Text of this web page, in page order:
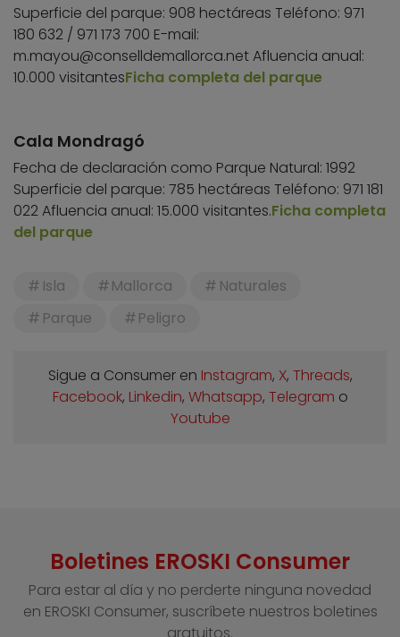
Superficie del parque: 908 hectáreas Teléfono: 971
180 632 / 971 173 700 E-mail:
m.mayou@conselldemallorca.netAfluencia anual:
10.000 visitantesFicha completa del parque
Cala Mondragó
Fecha de declaración como Parque Natural: 1992
Superficie del parque: 785 hectáreas Teléfono: 971 181
022 Afluencia anual: 15.000 visitantes.Ficha completa
del parque
Isla Mallorca
Naturales
Parque
Peligro
Sigue a Consumer en Instagram, X, Threads,
Facebook, Linkedin, Whatsapp, Telegram o
Youtube
Boletines EROSKI Consumer
Para estar al día y no perderte ninguna novedad
en EROSKI Consumer, suscríbete nuestros boletines